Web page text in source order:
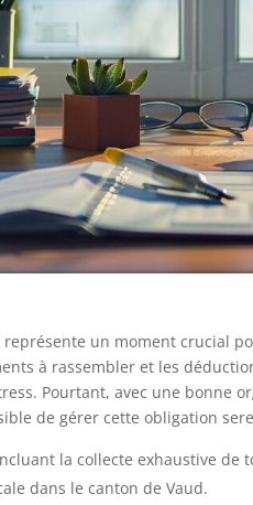
un moment crucial
à rassembler et les
Pourtant, avec une bonne
de gérer cette obligation
la collecte exhaustive de
dans le canton de Vaud.